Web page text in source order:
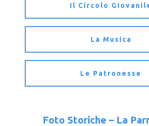
Il Circolo
La Musica
Le Patronesse
Foto Storiche – La